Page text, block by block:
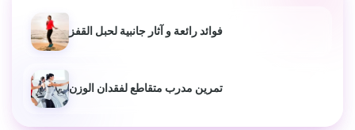
فوائد رائعة و آثار جانبية لحبل القفز
تمرين مدرب متقاطع لفقدان الوزن